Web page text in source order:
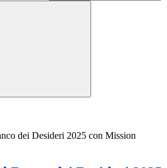
dei Desideri 2025 con Mission